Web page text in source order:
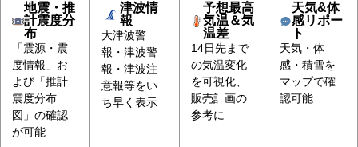
地震・推
計震度分
布
「震源・震
度情報」お
よび「推計
震度分布
図」の確認
が可能
津波情
報
大津波警
報・津波警
報・津波注
意報等をい
ち早く表示
予想最高
気温＆気
温差
14日先まで
の気温変化
を可視化、
販売計画の
参考に
天気&体
感リポー
ト
天気・体
感・積雪を
マップで確
認可能